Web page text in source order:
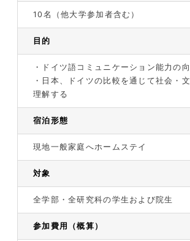
10名（他大学参加者含む）
目的
・ドイツ語コミュニケーション能力の
・日本、ドイツの比較を通じて社会・
理解する
宿泊形態
現地一般家庭へホームステイ
対象
全学部・全研究科の学生および院生
参加費用（概算）